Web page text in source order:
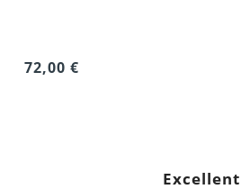
Excellent